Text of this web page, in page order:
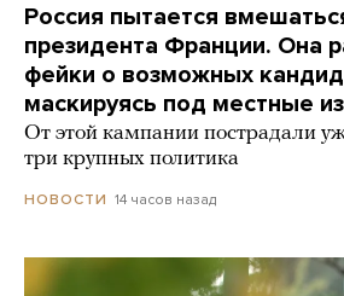
Россия пытается
президента Франции. Она
фейки о возможных
маскируясь под местные
От этой кампании пострадали
три крупных политика
НОВОСТИ 14 часов назад